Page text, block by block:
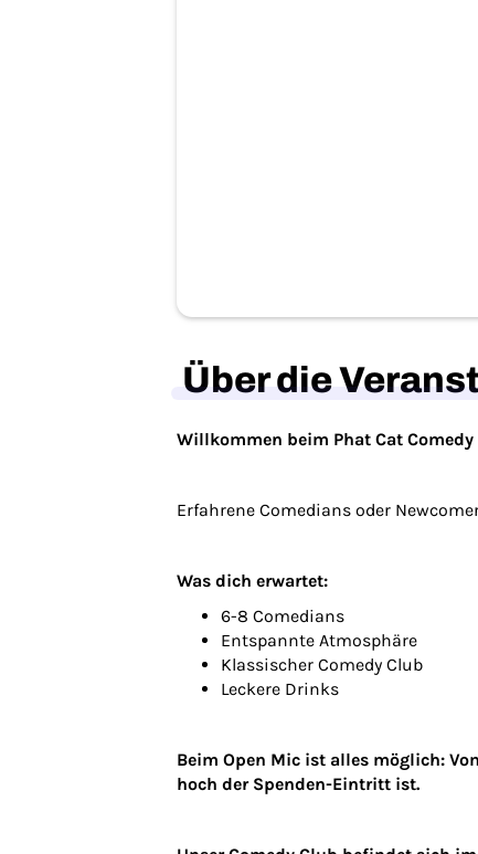
Über die
Willkommen beim Phat Cat Comedy
Erfahrene Comedians oder
Was dich erwartet:
6-8 Comedians
Entspannte Atmosphäre
Klassischer Comedy Club
Leckere Drinks
Beim Open Mic ist alles möglich:
hoch der Spenden-Eintritt ist.